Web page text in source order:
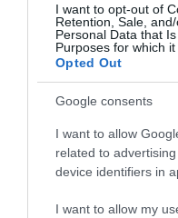
I want to opt-out of
Retention, Sale,
Personal Data that
Purposes for which it
Opted Out
Google consents
I want to allow
related to
device identifiers in
I want to allow my
a) pubblicare,
vendita, creare e/o
parte del Servizio a
espressamente
d’Uso;
b) esibire qualsiasi
in qualsiasi luogo
c) inquadrare
Servizio in) un altro